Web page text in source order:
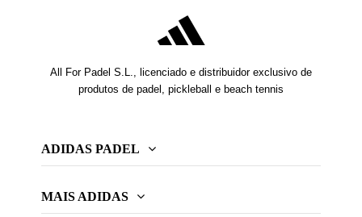
All For Padel S.L., licenciado e distribuidor exclusivo de
produtos de padel, pickleball e beach tennis
ADIDAS PADEL
MAIS ADIDAS